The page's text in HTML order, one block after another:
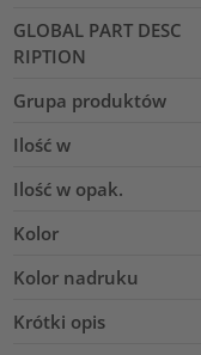
GLOBAL PART DESC
RIPTION
Grupa produktów
Ilość w
Ilość w opak.
Kolor
Kolor nadruku
Krótki opis